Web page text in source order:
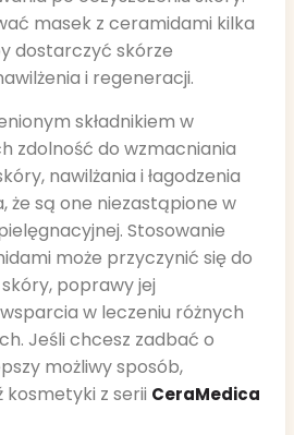
masek z ceramidami kilka
dostarczyć skórze
i regeneracji.
składnikiem w
zdolność do wzmacniania
nawilżania i łagodzenia
że są one niezastąpione w
Stosowanie
może przyczynić się do
poprawy jej
w leczeniu różnych
Jeśli chcesz zadbać o
możliwy sposób,
kosmetyki z serii CeraMedica